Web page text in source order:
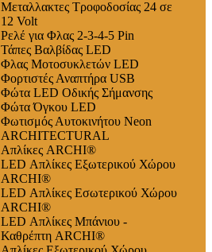
Μεταλλακτες Τροφοδοσίας 24 σε
12 Volt
Ρελέ για Φλας 2-3-4-5 Pin
Τάπες Βαλβίδας LED
Φλας Μοτοσυκλετών LED
Φορτιστές Αναπτήρα USB
Φώτα LED Οδικής Σήμανσης
Φώτα Όγκου LED
Φωτισμός Αυτοκινήτου Neon
ARCHITECTURAL
Απλίκες ARCHI®
LED Απλίκες Εξωτερικού Χώρου
ARCHI®
LED Απλίκες Εσωτερικού Χώρου
ARCHI®
LED Απλίκες Μπάνιου -
Καθρέπτη ARCHI®